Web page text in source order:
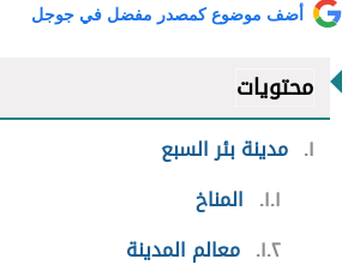
أضف موضوع كمصدر مفضل في جوجل
محتويات
١ مدينة بئر السبع
١.١
المناخ
١.٢ معالم المدينة